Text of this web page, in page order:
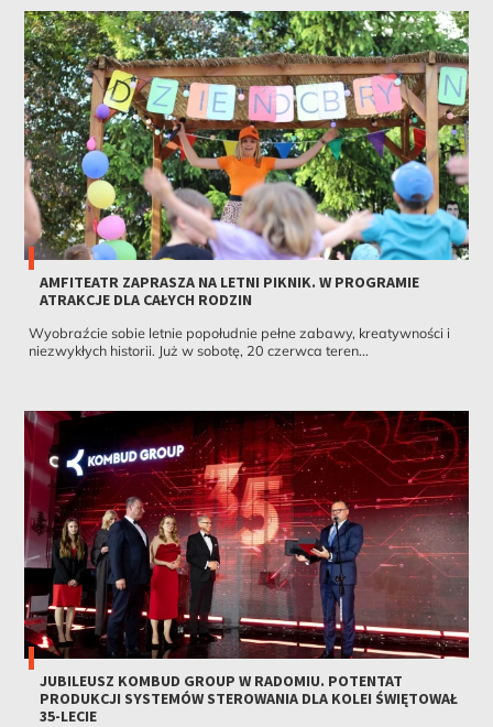
AMFITEATR ZAPRASZA NA LETNI PIKNIK. W PROGRAMIE
ATRAKCJE DLA CAŁYCH RODZIN
Wyobraźcie sobie letnie popołudnie pełne zabawy, kreatywności i
niezwykłych historii. Już w sobotę, 20 czerwca teren...
JUBILEUSZ KOMBUD GROUP W RADOMIU. POTENTAT
PRODUKCJI SYSTEMÓW STEROWANIA DLA KOLEI ŚWIĘTOWAŁ
35-LECIE